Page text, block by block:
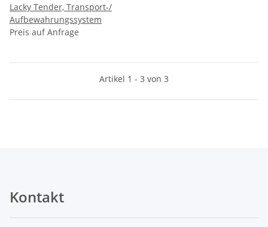
Lacky Tender, Transport-/
Aufbewahrungssystem
Preis auf Anfrage
Artikel 1 - 3 von 3
Kontakt